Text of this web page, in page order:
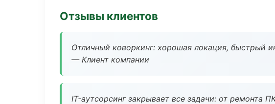
Отзывы клиентов
Отличный коворкинг: хорошая локация, быстрый
— Клиент компании
IT-аутсорсинг закрывает все задачи: от ремонта